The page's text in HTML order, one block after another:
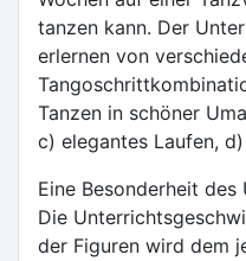
tanzen kann. Der
erlernen von
Tanzen in schöner
c) elegantes Laufen,
Eine Besonderheit
Die
der Figuren wird dem